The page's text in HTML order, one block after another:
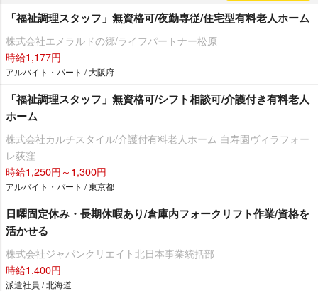
「福祉調理スタッフ」無資格可/夜勤専従/住宅型有料老人ホーム
株式会社エメラルドの郷/ライフパートナー松原
時給1,177円
アルバイト・パート / 大阪府
「福祉調理スタッフ」無資格可/シフト相談可/介護付き有料老人
ホーム
株式会社カルチスタイル/介護付有料老人ホーム 白寿園ヴィラフォー
レ荻窪
時給1,250円～1,300円
アルバイト・パート / 東京都
日曜固定休み・長期休暇あり/倉庫内フォークリフト作業/資格を
活かせる
株式会社ジャパンクリエイト北日本事業統括部
時給1,400円
派遣社員 / 北海道